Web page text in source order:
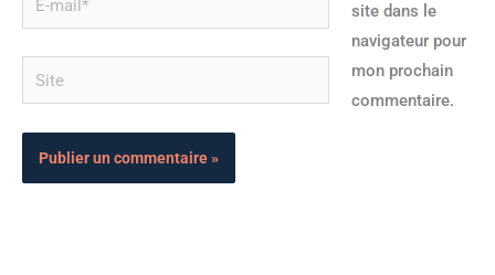
mail*
Site
site dans le
navigateur pour
mon prochain
commentaire.